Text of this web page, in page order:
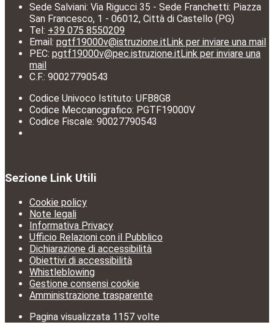
Sede Salviani: Via Rigucci 35 - Sede Franchetti: Piazza
San Francesco, 1 - 06012, Città di Castello (PG)
Tel: +39 075 8550209
Email: pgtf19000v@istruzione.itLink per inviare una mail
PEC: pgtf19000v@pec.istruzione.itLink per inviare una
mail
C.F.: 90027790543
Codice Univoco Istituto: UFB8G8
Codice Meccanografico: PGTF19000V
Codice Fiscale: 90027790543
Sezione Link Utili
Cookie policy
Note legali
Informativa Privacy
Ufficio Relazioni con il Pubblico
Dichiarazione di accessibilità
Obiettivi di accessibilità
Whistleblowing
Gestione consensi cookie
Amministrazione trasparente
Pagina visualizzata 1157 volte